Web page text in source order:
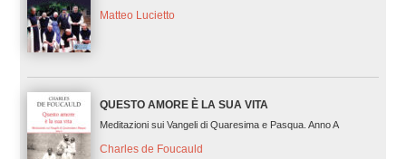
Matteo Lucietto
QUESTO AMORE È LA SUA VITA
Meditazioni sui Vangeli di Quaresima e Pasqua. Anno A
Charles de Foucauld